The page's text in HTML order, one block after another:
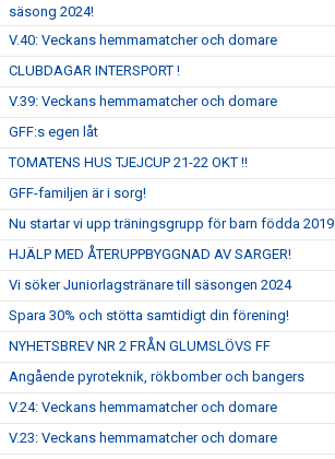
säsong 2024!
V.40: Veckans hemmamatcher och domare
CLUBDAGAR INTERSPORT !
V.39: Veckans hemmamatcher och domare
GFF:s egen låt
TOMATENS HUS TJEJCUP 21-22 OKT !!
GFF-familjen är i sorg!
Nu startar vi upp träningsgrupp för barn födda 2019
HJÄLP MED ÅTERUPPBYGGNAD AV SARGER!
Vi söker Juniorlagstränare till säsongen 2024
Spara 30% och stötta samtidigt din förening!
NYHETSBREV NR 2 FRÅN GLUMSLÖVS FF
Angående pyroteknik, rökbomber och bangers
V.24: Veckans hemmamatcher och domare
V.23: Veckans hemmamatcher och domare